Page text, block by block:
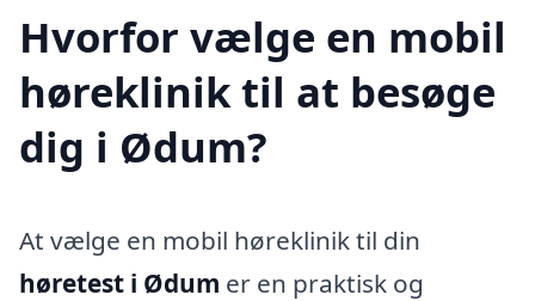
Hvorfor vælge en mobil
høreklinik til at besøge
dig i Ødum?
At vælge en mobil høreklinik til din
høretest i Ødum er en praktisk og